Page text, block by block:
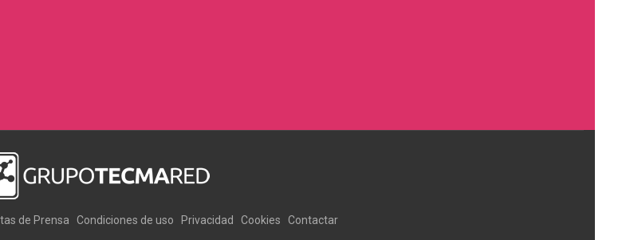
de Prensa Condiciones de uso Privacidad Cookies Contactar